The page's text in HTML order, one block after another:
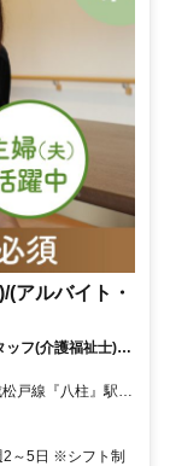
アルバイト・
ッフ(介護福祉士)募
2～5日 ※シフト制